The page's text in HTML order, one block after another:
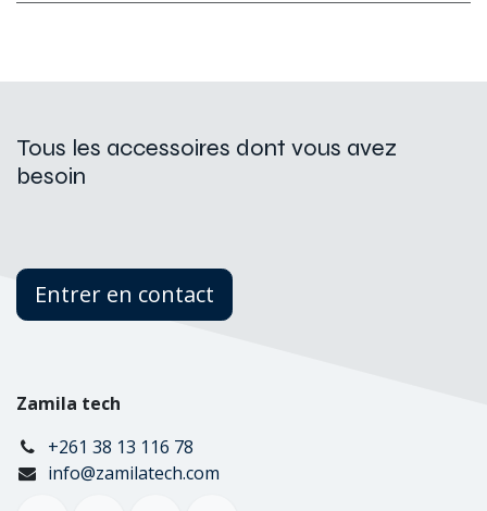
Tous les accessoires dont vous avez
besoin
Entrer en contact
Zamila tech
+261 38 13 116 78
info@zamilatech.com